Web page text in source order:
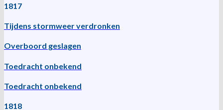
1817
Tijdens stormweer verdronken
Overboord geslagen
Toedracht onbekend
Toedracht onbekend
1818